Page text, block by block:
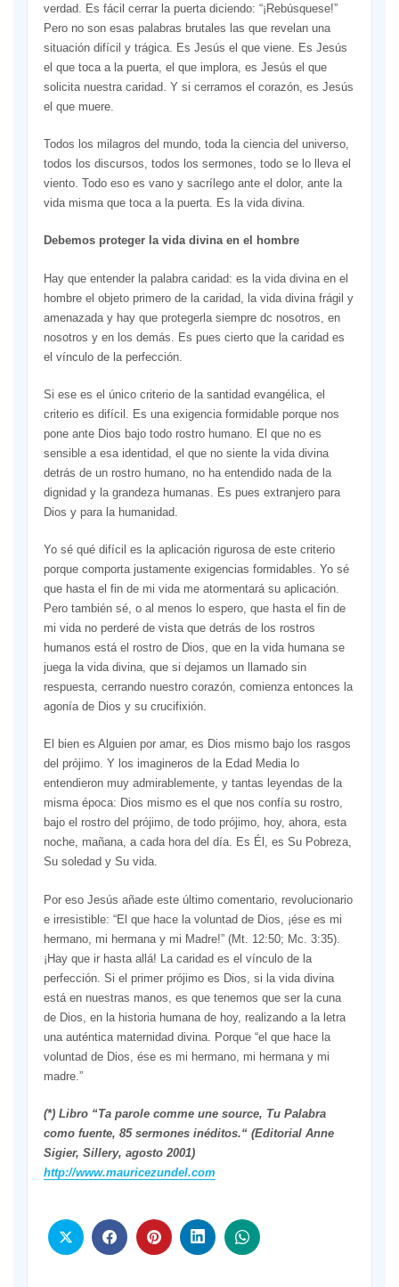
verdad. Es fácil cerrar la puerta diciendo: “¡Rebúsquese!”
Pero no son esas palabras brutales las que revelan una
situación difícil y trágica. Es Jesús el que viene. Es Jesús
el que toca a la puerta, el que implora, es Jesús el que
solicita nuestra caridad. Y si cerramos el corazón, es Jesús
el que muere.
Todos los milagros del mundo, toda la ciencia del universo,
todos los discursos, todos los sermones, todo se lo lleva el
viento. Todo eso es vano y sacrílego ante el dolor, ante la
vida misma que toca a la puerta. Es la vida divina.
Debemos proteger la vida divina en el hombre
Hay que entender la palabra caridad: es la vida divina en el
hombre el objeto primero de la caridad, la vida divina frágil y
amenazada y hay que protegerla siempre dc nosotros, en
nosotros y en los demás. Es pues cierto que la caridad es
el vínculo de la perfección.
Si ese es el único criterio de la santidad evangélica, el
criterio es difícil. Es una exigencia formidable porque nos
pone ante Dios bajo todo rostro humano. El que no es
sensible a esa identidad, el que no siente la vida divina
detrás de un rostro humano, no ha entendido nada de la
dignidad y la grandeza humanas. Es pues extranjero para
Dios y para la humanidad.
Yo sé qué difícil es la aplicación rigurosa de este criterio
porque comporta justamente exigencias formidables. Yo sé
que hasta el fin de mi vida me atormentará su aplicación.
Pero también sé, o al menos lo espero, que hasta el fin de
mi vida no perderé de vista que detrás de los rostros
humanos está el rostro de Dios, que en la vida humana se
juega la vida divina, que si dejamos un llamado sin
respuesta, cerrando nuestro corazón, comienza entonces la
agonía de Dios y su crucifixión.
El bien es Alguien por amar, es Dios mismo bajo los rasgos
del prójimo. Y los imagineros de la Edad Media lo
entendieron muy admirablemente, y tantas leyendas de la
misma época: Dios mismo es el que nos confía su rostro,
bajo el rostro del prójimo, de todo prójimo, hoy, ahora, esta
noche, mañana, a cada hora del día. Es Él, es Su Pobreza,
Su soledad y Su vida.
Por eso Jesús añade este último comentario, revolucionario
e irresistible: “El que hace la voluntad de Dios, ¡ése es mi
hermano, mi hermana y mi Madre!” (Mt. 12:50; Mc. 3:35).
¡Hay que ir hasta allá! La caridad es el vínculo de la
perfección. Si el primer prójimo es Dios, si la vida divina
está en nuestras manos, es que tenemos que ser la cuna
de Dios, en la historia humana de hoy, realizando a la letra
una auténtica maternidad divina. Porque “el que hace la
voluntad de Dios, ése es mi hermano, mi hermana y mi
madre.”
(*) Libro “Ta parole comme une source, Tu Palabra
como fuente, 85 sermones inéditos.“ (Editorial Anne
Sigier, Sillery, agosto 2001)
http://www.mauricezundel.com